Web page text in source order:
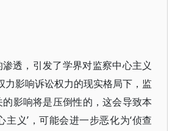
透，引发了学界对监察中心主义
力影响诉讼权力的现实格局下，监
影响将是压倒性的，这会导致本
主义’，可能会进一步恶化为‘侦查